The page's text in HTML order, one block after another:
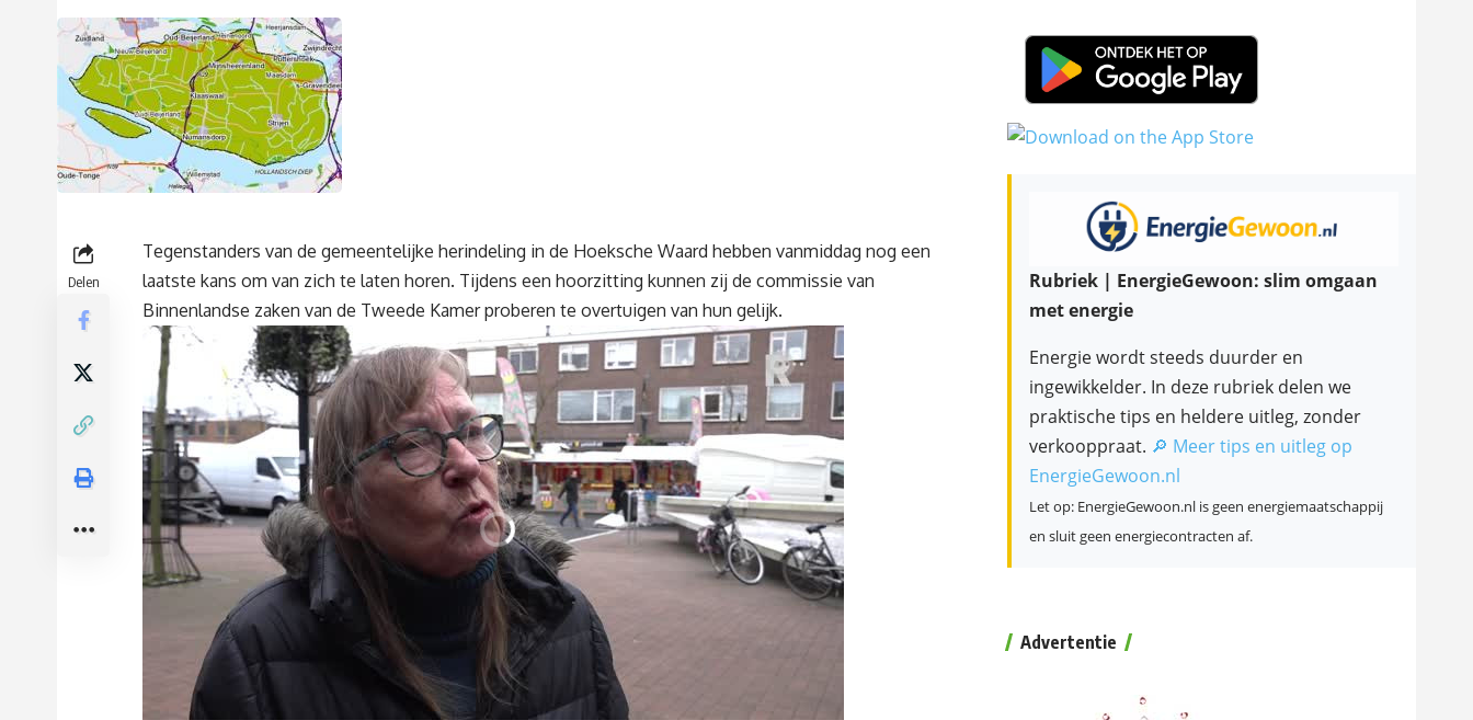
Delen
Tegenstanders van de gemeentelijke herindeling in de Hoeksche Waard hebben vanmiddag nog een
laatste kans om van zich te laten horen. Tijdens een hoorzitting kunnen zij de commissie van
Binnenlandse zaken van de Tweede Kamer proberen te overtuigen van hun gelijk.
Rubriek | EnergieGewoon: slim omgaan
met energie
Energie wordt steeds duurder en
ingewikkelder. In deze rubriek delen we
praktische tips en heldere uitleg, zonder
verkooppraat. 🔎 Meer tips en uitleg op
EnergieGewoon.nl
Let op: EnergieGewoon.nl is geen energiemaatschappij
en sluit geen energiecontracten af.
Advertentie